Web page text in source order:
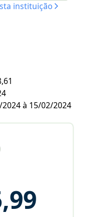
instituição
à 15/02/2024